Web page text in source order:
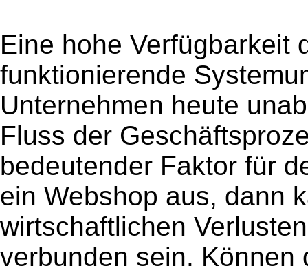
Eine hohe Verfügbarkeit
funktionierende
Unternehmen heute
Fluss der
bedeutender Faktor für
ein Webshop aus, dann
wirtschaftlichen
verbunden sein. Können